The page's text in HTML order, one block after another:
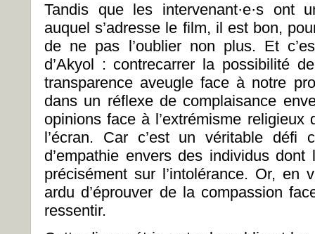
Tandis que les intervenant·e·s ont
auquel s’adresse le film, il est bon,
de ne pas l’oublier non plus. Et
d’Akyol : contrecarrer la possibilité
transparence aveugle face à notre
dans un réflexe de complaisance
opinions face à l’extrémisme religieux
l’écran. Car c’est un véritable défi
d’empathie envers des individus
précisément sur l’intolérance. Or, en
ardu d’éprouver de la compassion
ressentir.